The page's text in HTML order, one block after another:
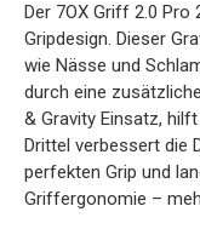
Der 7OX Griff 2.0
Gripdesign. Dieser
wie Nässe und
durch eine
& Gravity Einsatz,
Drittel verbessert die
perfekten Grip und
Griffergonomie –